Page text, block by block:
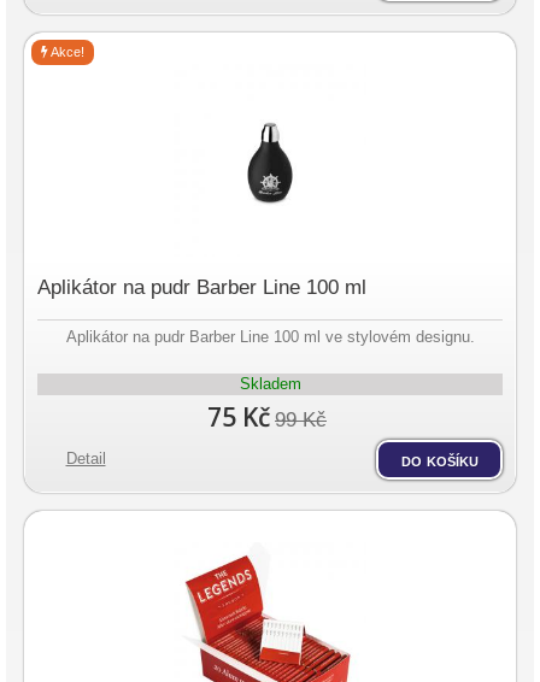
Aplikátor na pudr Barber Line 100 ml
Aplikátor na pudr Barber Line 100 ml ve stylovém designu.
Skladem
75 Kč 99 Kč
Akce!
Detail do košíku